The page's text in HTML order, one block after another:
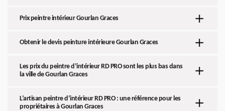
Prix peintre intérieur Gourlan Graces
Obtenir le devis peinture intérieure Gourlan Graces
Les prix du peintre d’intérieur RD PRO sont les plus bas dans
la ville de Gourlan Graces
L’artisan peintre d’intérieur RD PRO : une référence pour les
propriétaires à Gourlan Graces